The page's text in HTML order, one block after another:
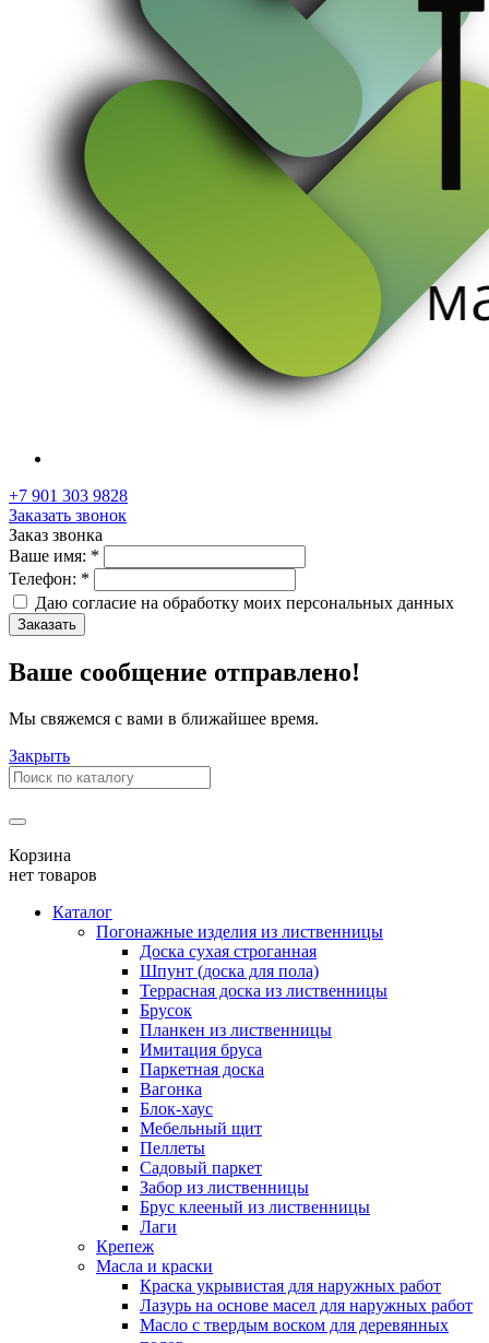
+7 901 303 9828
Заказать звонок
Заказ звонка
Ваше имя: *
Телефон: *
Даю согласие на обработку моих персональных данных
Заказать
Ваше сообщение отправлено!
Мы свяжемся с вами в ближайшее время.
Закрыть
Корзина
нет товаров
Каталог
Погонажные изделия из лиственницы
Доска сухая строганная
Шпунт (доска для пола)
Террасная доска из лиственницы
Брусок
Планкен из лиственницы
Имитация бруса
Паркетная доска
Вагонка
Блок-хаус
Мебельный щит
Пеллеты
Садовый паркет
Забор из лиственницы
Брус клееный из лиственницы
Лаги
Крепеж
Масла и краски
Краска укрывистая для наружных работ
Лазурь на основе масел для наружных работ
Масло с твердым воском для деревянных